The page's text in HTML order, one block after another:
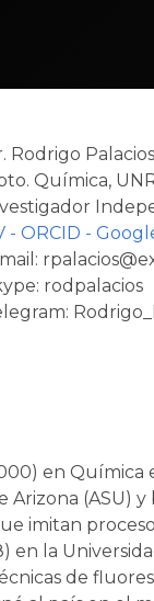
Rodrigo Palacios
Química,
- ORCID -
rodpalacios
en Química
Arizona (ASU)
imitan
la
de